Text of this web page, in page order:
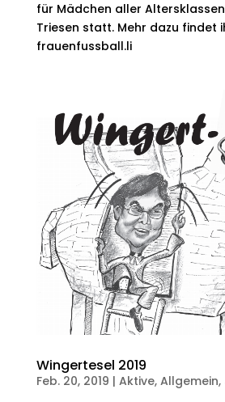
für Mädchen aller
Triesen statt. Mehr dazu findet
frauenfussball.li
Wingertesel 2019
Feb. 20, 2019 | Aktive, Allgemein,